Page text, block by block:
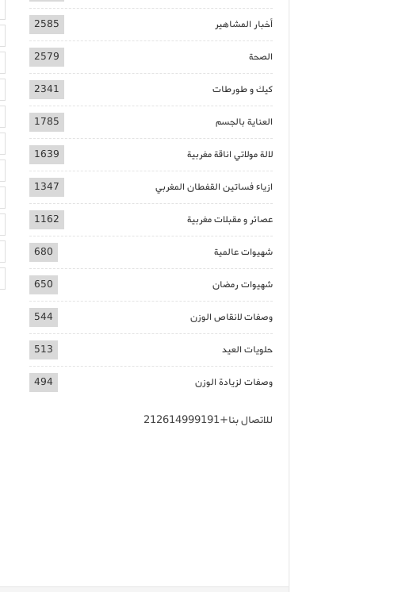
أخبار المشاهير 2585
الصحة 2579
كيك و طورطات 2341
العناية بالجسم 1785
لالة مولاتي اناقة مغربية 1639
ازياء فساتين القفطان المغربي 1347
عصائر و مقبلات مغربية 1162
شهيوات عالمية 680
شهيوات رمضان 650
وصفات لانقاص الوزن 544
حلويات العيد 513
وصفات لزيادة الوزن 494
للاتصال بنا+212614999191